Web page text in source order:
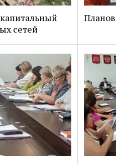
сетей